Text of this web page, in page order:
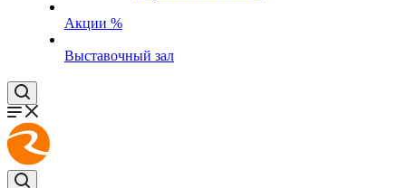
Акции %
Выставочный зал